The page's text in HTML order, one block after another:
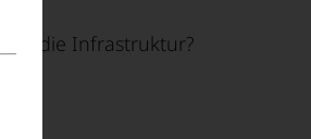
die Infrastruktur?